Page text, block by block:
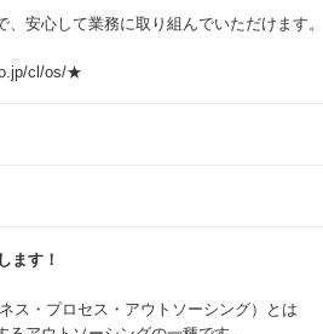
安心して業務に取り組んでいただけます。
cl/os/★
ます！
ス・プロセス・アウトソーシング）とは